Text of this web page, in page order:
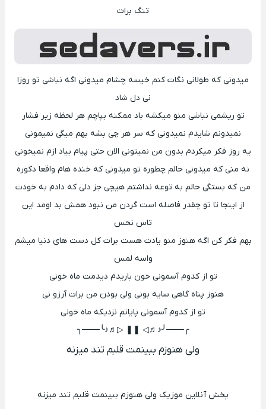
تنگ برات
میدونی که طولانی نگات کنم خیسه چشام میدونی اگه نباشی تو روزا
نی دل شاد
تو ریشمی نباشی منو میکشه باد ممکنه بپاچم هر لحظه زیر فشار
نمیدونم شایدم نمیدونی که سر هر چی بشه بهم میگی نمیمونی
یه روز فکر میکردم بدون من نمیتونی الان حتی پیام بیاد ازم نمیخونی
نه منی که میدونی حالم چطوره تو میدونی که خنده هام واقعا دکوره
من که بستگی حالم به توعه نداشتم هیچی جز دلی که دادم به خودت
از اینجا تا تو چقدر فاصله است گردن من نبود همش بد اومد این
تاس نحس
بهم فکر کن اگه هنوز منو یادت هست برات کل دست های دنیا میشم
واسه لمس
تو از کدوم آسمونی خون باریدم دیدمت ماه خونی
هنوز پناه گاهی سایه بونی ولی بودن من برات آرزو نی
تو از کدوم آسمونی پایانم نزدیکه ماه خونی
╭───╯♪♬◁ ❚❚ ▷♬♪╰───╮
ولی هنوزم ببینمت قلبم تند میزنه
پخش آنلاین موزیک ولی هنوزم ببینمت قلبم تند میزنه